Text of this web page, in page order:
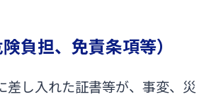
負担、免責条項等）
差し入れた証書等が、事変、災